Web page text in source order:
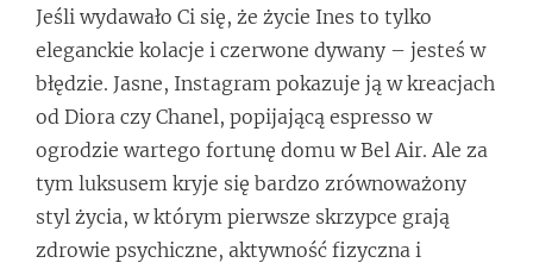
Jeśli wydawało Ci się, że życie Ines to tylko
eleganckie kolacje i czerwone dywany – jesteś w
błędzie. Jasne, Instagram pokazuje ją w kreacjach
od Diora czy Chanel, popijającą espresso w
ogrodzie wartego fortunę domu w Bel Air. Ale za
tym luksusem kryje się bardzo zrównoważony
styl życia, w którym pierwsze skrzypce grają
zdrowie psychiczne, aktywność fizyczna i